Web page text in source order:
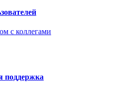
с коллегами
поддержка